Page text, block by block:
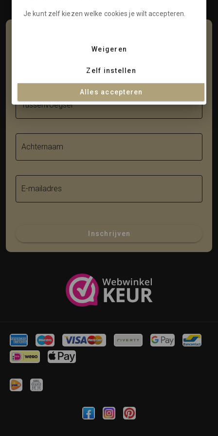
Tussenvoegsel
Achternaam
E-mailadres
Inschrijven
Je kunt zelf kiezen welke cookies je wilt accepteren.
Weigeren
Zelf instellen
Alles accepteren